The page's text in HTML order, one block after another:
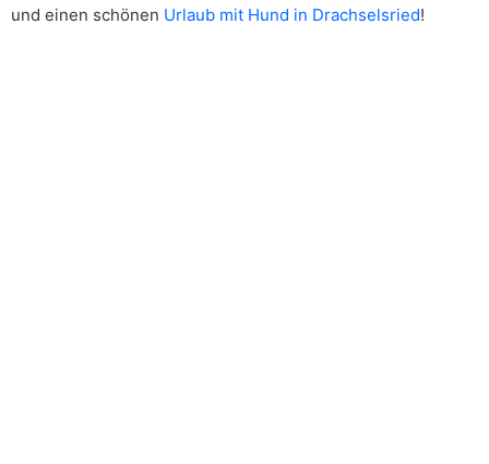
und einen schönen Urlaub mit Hund in Drachselsried!